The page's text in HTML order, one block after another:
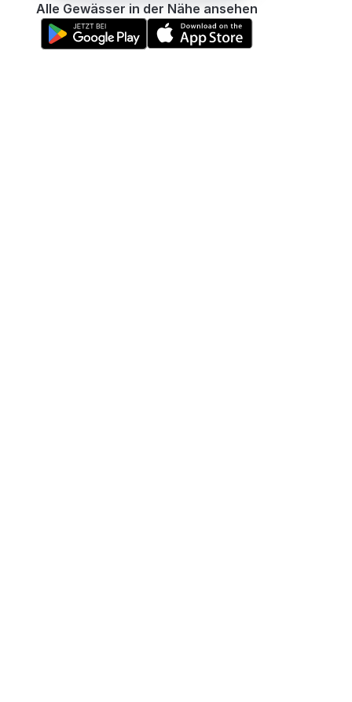
Alle Gewässer in der Nähe ansehen